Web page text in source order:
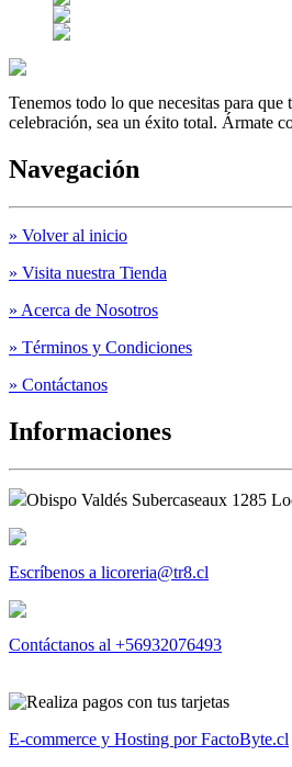
Tenemos todo lo que necesitas para que
celebración, sea un éxito total. Ármate
Navegación
» Volver al inicio
» Visita nuestra Tienda
» Acerca de Nosotros
» Términos y Condiciones
» Contáctanos
Informaciones
Obispo Valdés Subercaseaux 1285
Escríbenos a licoreria@tr8.cl
Contáctanos al +56932076493
E-commerce y Hosting por FactoByte.cl